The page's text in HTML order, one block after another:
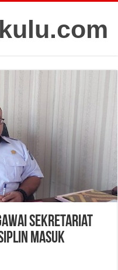
Sekretariat
Masuk